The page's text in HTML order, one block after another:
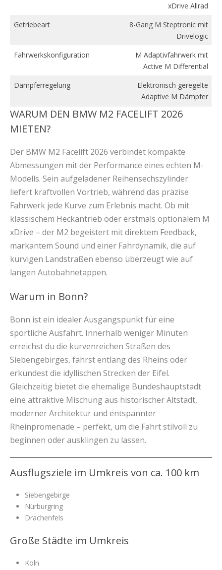
xDrive Allrad
Getriebeart
8-Gang M Steptronic mit
Drivelogic
Fahrwerkskonfiguration
M Adaptivfahrwerk mit
Active M Differential
Dämpferregelung
Elektronisch geregelte
Adaptive M Dämpfer
WARUM DEN BMW M2 FACELIFT 2026
MIETEN?
Der BMW M2 Facelift 2026 verbindet kompakte
Abmessungen mit der Performance eines echten M-
Modells. Sein aufgeladener Reihensechszylinder
liefert kraftvollen Vortrieb, während das präzise
Fahrwerk jede Kurve zum Erlebnis macht. Ob mit
klassischem Heckantrieb oder erstmals optionalem M
xDrive – der M2 begeistert mit direktem Feedback,
markantem Sound und einer Fahrdynamik, die auf
kurvigen Landstraßen ebenso überzeugt wie auf
langen Autobahnetappen.
Warum in Bonn?
Bonn ist ein idealer Ausgangspunkt für eine
sportliche Ausfahrt. Innerhalb weniger Minuten
erreichst du die kurvenreichen Straßen des
Siebengebirges, fährst entlang des Rheins oder
erkundest die idyllischen Strecken der Eifel.
Gleichzeitig bietet die ehemalige Bundeshauptstadt
eine attraktive Mischung aus historischer Altstadt,
moderner Architektur und entspannter
Rheinpromenade – perfekt, um die Fahrt stilvoll zu
beginnen oder ausklingen zu lassen.
Ausflugsziele im Umkreis von ca. 100 km
Siebengebirge
Nürburgring
Drachenfels
Große Städte im Umkreis
Köln